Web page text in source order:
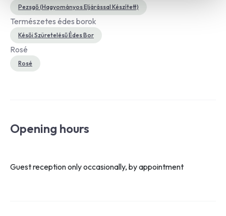
Pezsgő (Hagyományos Eljárással Készített)
Természetes édes borok
Késői Szüretelésű Édes Bor
Rosé
Rosé
Opening hours
Guest reception only occasionally, by appointment